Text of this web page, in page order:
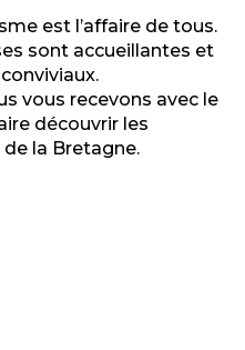
est l’affaire de tous.
sont accueillantes et
vous recevons avec le
découvrir les
la Bretagne.